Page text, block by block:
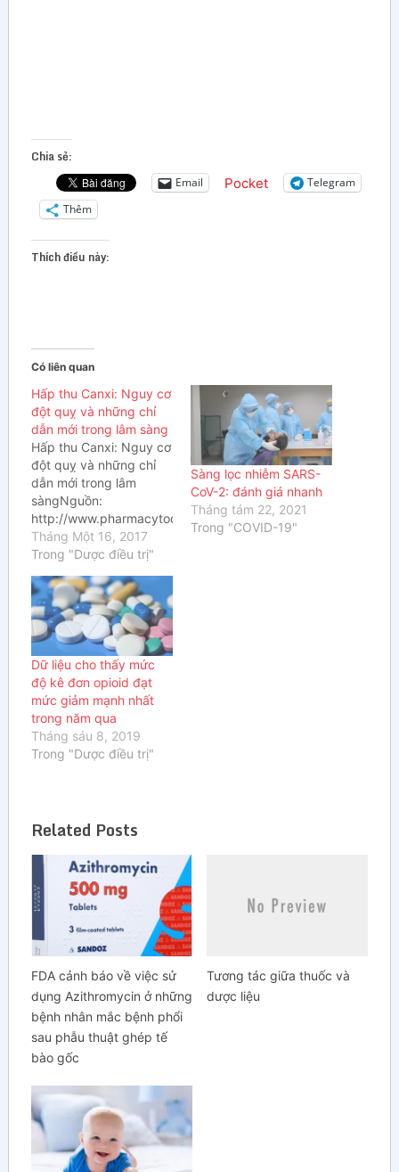
Chia sẻ:
Email Pocket
Telegram
Thêm
Thích điều này:
Có liên quan
Hấp thu Canxi: Nguy cơ
đột quỵ và những chỉ
dẫn mới trong lâm sàng
Hấp thu Canxi: Nguy cơ
đột quỵ và những chỉ
dẫn mới trong lâm
sàngNguồn:
http://www.pharmacytoday.org/article/S1042-
0991(16)31638-
3/fulltext?
dịch: SVD2. Nguyễn
Quang Huy, Khoa Dược
– Đại học Đại
NamNgười hiệu đính:
DS. Dương Hà Minh
KhuêDựa trên kết quả
cập nhật tổng quan hệ
thống và phân tích tổng
hợp được…
Tháng Một 16, 2017
Trong "Dược điều trị"
Sàng lọc nhiễm SARS-
CoV-2: đánh giá nhanh
Tháng tám 22, 2021
Trong "COVID-19"
Dữ liệu cho thấy mức
độ kê đơn opioid đạt
mức giảm mạnh nhất
trong năm qua
Tháng sáu 8, 2019
Trong "Dược điều trị"
Related Posts
FDA cảnh báo về việc sử
dụng Azithromycin ở những
bệnh nhân mắc bệnh phổi
sau phẫu thuật ghép tế
bào gốc
Tương tác giữa thuốc và
dược liệu